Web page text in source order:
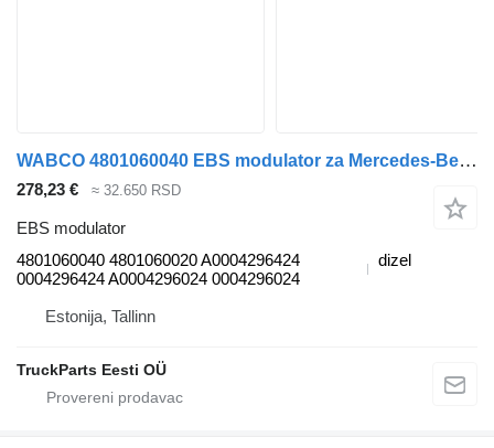
WABCO 4801060040 EBS modulator za Mercedes-Benz Actros MP4 Antos Arocs (2012-) tegljača
278,23 € ≈ 32.650 RSD
EBS modulator
4801060040 4801060020 A0004296424
0004296424 A0004296024 0004296024
dizel
Estonija, Tallinn
TruckParts Eesti OÜ